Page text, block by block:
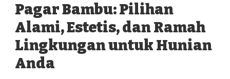
Pagar Bambu: Pilihan
Alami, Estetis, dan Ramah
Lingkungan untuk Hunian
Anda